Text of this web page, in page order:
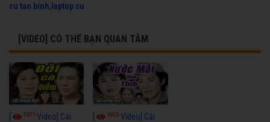
cu tan binh, laptop cu
[VIDEO] CÓ THỂ BẠN QUAN TÂM
7671 Video] Cải
6923Video] Cải